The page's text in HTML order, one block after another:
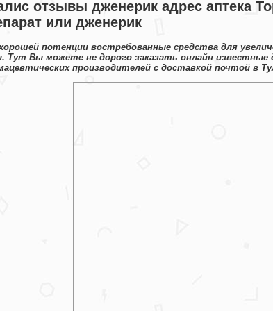
отзывы дженерик адрес аптека
или дженерик
потенции востребованные средства для
Тут Вы можете не дорого заказать онлайн известные
производителей с доставкой почтой в